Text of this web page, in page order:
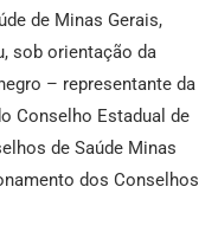
de Minas Gerais,
sob orientação da
– representante da
Conselho Estadual de
de Saúde Minas
dos Conselhos